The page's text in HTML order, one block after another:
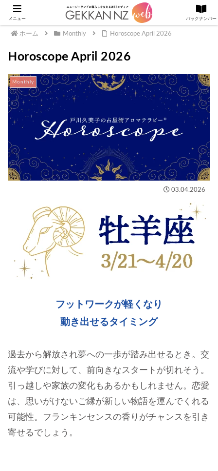
ホーム Monthly Horoscope April 2026
Horoscope April 2026
Monthly
03.04.2026
フットワークが軽くなり
動き出せるタイミング
過去から解放され夢への一歩が踏み出せるとき。交
流や学びに対して、前向きなスタートが切れそう。
引っ越しや家族の変化もあるかもしれません。恋愛
は、思いがけないご縁が新しい物語を運んでくれる
可能性。フランキンセンスの香りがチャンスを引き
寄せるでしょう。
メニュー バックナンバー